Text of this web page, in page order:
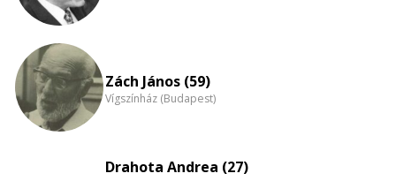
Zách János (59)
Vígszínház (Budapest)
Drahota Andrea (27)